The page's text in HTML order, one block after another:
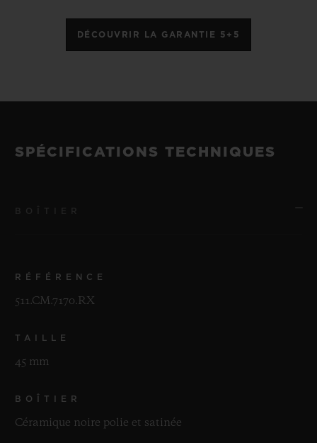
DÉCOUVRIR LA GARANTIE 5+5
SPÉCIFICATIONS TECHNIQUES
RÉFÉRENCE
511.CM.7170.RX
TAILLE
45 mm
BOÎTIER
Céramique noire polie et satinée